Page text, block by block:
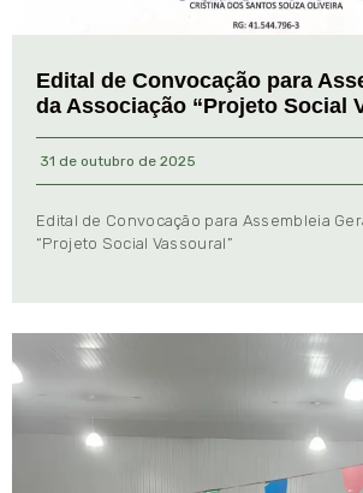
Edital de Convocação para
da Associação “Projeto Social
31 de outubro de 2025
Edital de Convocação para Assembleia
“Projeto Social Vassoural”